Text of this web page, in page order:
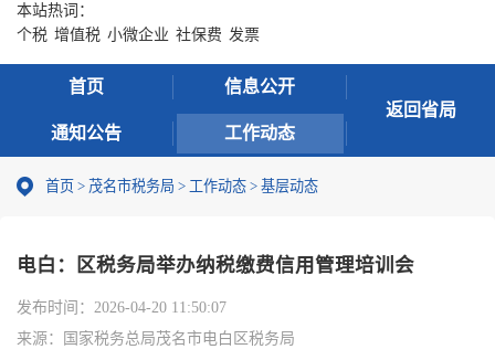
本站热词：
个税 增值税 小微企业 社保费 发票
首页 信息公开
通知公告 工作动态
返回省局
首页 > 茂名市税务局 > 工作动态 > 基层动态
电白：区税务局举办纳税缴费信用管理培训会
发布时间： 2026-04-20 11:50:07
来源：
国家税务总局茂名市电白区税务局